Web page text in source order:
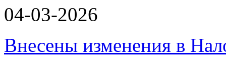
04-03-2026
Внесены изменения в